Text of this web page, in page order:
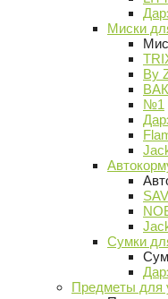
Миски
By
№1
Сумки
Предметы для